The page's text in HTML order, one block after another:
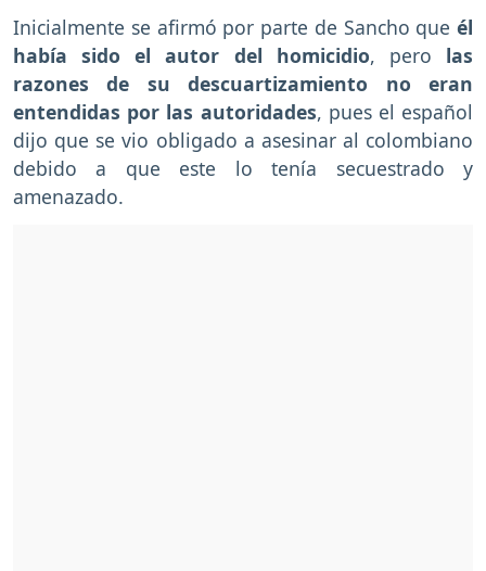
Inicialmente se afirmó por parte de Sancho que él
había sido el autor del homicidio, pero las
razones de su descuartizamiento no eran
entendidas por las autoridades, pues el español
dijo que se vio obligado a asesinar al colombiano
debido a que este lo tenía secuestrado y
amenazado.